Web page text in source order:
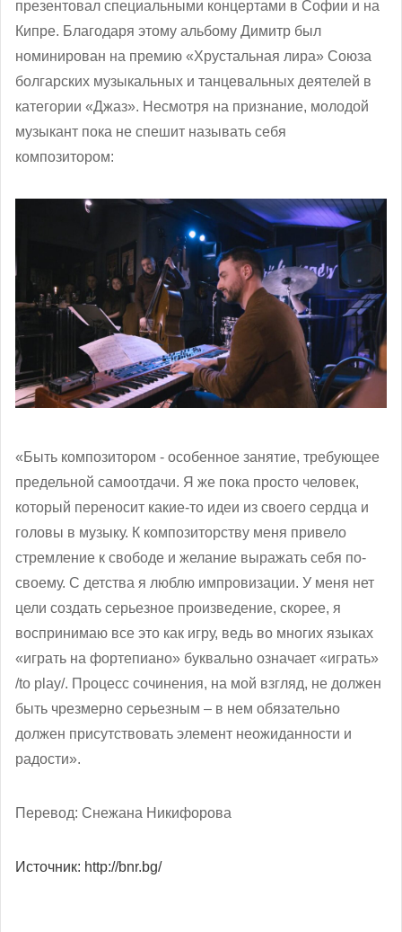
презентовал специальными концертами в Софии и на
Кипре. Благодаря этому альбому Димитр был
номинирован на премию «Хрустальная лира» Союза
болгарских музыкальных и танцевальных деятелей в
категории «Джаз». Несмотря на признание, молодой
музыкант пока не спешит называть себя
композитором:
«Быть композитором - особенное занятие, требующее
предельной самоотдачи. Я же пока просто человек,
который переносит какие-то идеи из своего сердца и
головы в музыку. К композиторству меня привело
стремление к свободе и желание выражать себя по-
своему. С детства я люблю импровизации. У меня нет
цели создать серьезное произведение, скорее, я
воспринимаю все это как игру, ведь во многих языках
«играть на фортепиано» буквально означает «играть»
/to play/. Процесс сочинения, на мой взгляд, не должен
быть чрезмерно серьезным – в нем обязательно
должен присутствовать элемент неожиданности и
радости».
Перевод: Снежана Никифорова
Источник: http://bnr.bg/